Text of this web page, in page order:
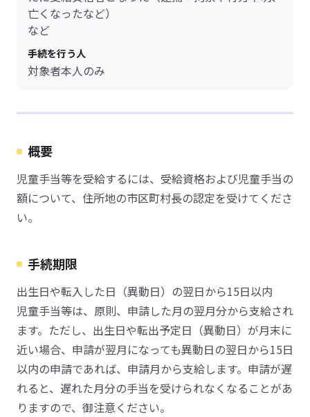
亡くなったなど）
など
手続を行う人
対象者本人のみ
概要
児童手当等を受給するには、受給資格および児童手当の
額について、住所地の市区町村長の認定を受けてくださ
い。
手続期限
出生日や転入した日（異動日）の翌日から15日以内
児童手当等は、原則、申請した月の翌月分から支給され
ます。ただし、出生日や転出予定日（異動日）が月末に
近い場合、申請が翌月になっても異動日の翌日から15日
以内の申請であれば、申請月から支給します。申請が遅
れると、遅れた月分の手当を受けられなくなることがあ
りますので、御注意ください。